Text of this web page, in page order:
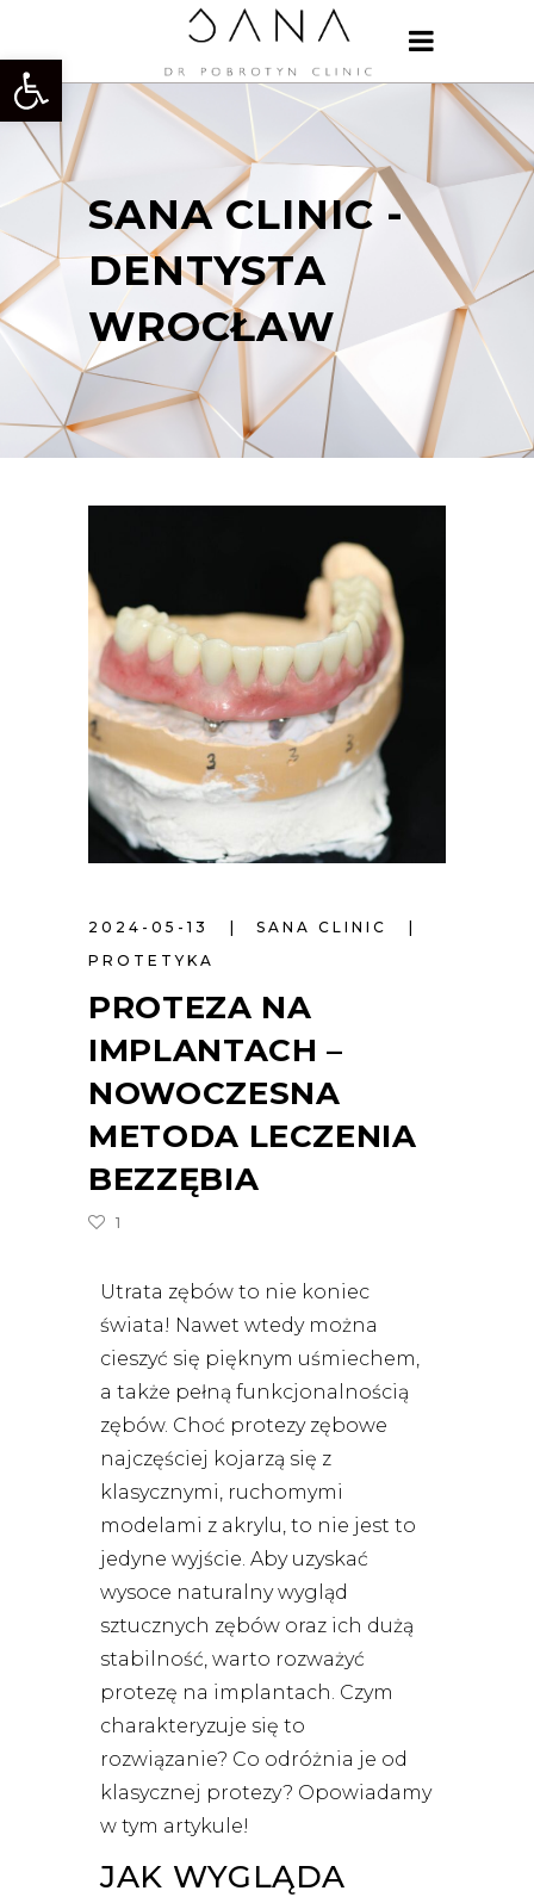
Otwórz pasek narzędzi
SANA CLINIC -
DENTYSTA
WROCŁAW
2024-05-13
SANA CLINIC
PROTETYKA
PROTEZA NA
IMPLANTACH –
NOWOCZESNA
METODA LECZENIA
BEZZĘBIA
1
Utrata zębów to nie koniec
świata! Nawet wtedy można
cieszyć się pięknym uśmiechem,
a także pełną funkcjonalnością
zębów. Choć protezyzębowe
najczęściej kojarzą się z
klasycznymi, ruchomymi
modelami z akrylu, to nie jest to
jedyne wyjście. Aby uzyskać
wysoce naturalny wygląd
sztucznych zębów oraz ich dużą
stabilność, warto rozważyć
protezę na implantach. Czym
charakteryzuje się to
rozwiązanie? Co odróżnia je od
klasycznej protezy? Opowiadamy
w tym artykule!
JAK WYGLĄDA